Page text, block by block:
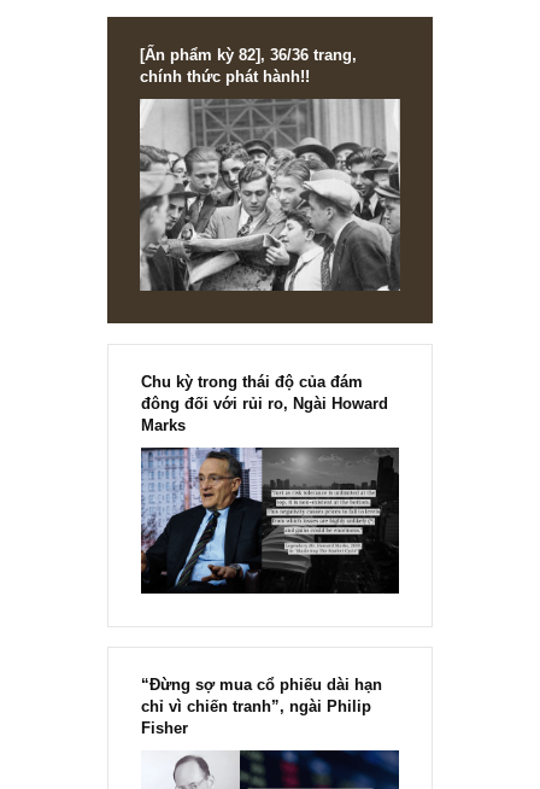
Ấn phẩm đầu tư giá trị 49_tháng 08.2021
[Ấn phẩm kỳ 82], 36/36 trang,
chính thức phát hành!!
Chu kỳ trong thái độ của đám
đông đối với rủi ro, Ngài Howard
Marks